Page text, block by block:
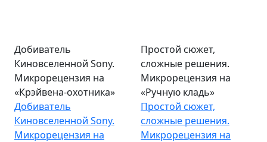
Добиватель
Киновселенной Sony.
Микрорецензия на
«Крэйвена-охотника»
Добиватель
Киновселенной Sony.
Микрорецензия на
Простой сюжет,
сложные решения.
Микрорецензия на
«Ручную кладь»
Простой сюжет,
сложные решения.
Микрорецензия на